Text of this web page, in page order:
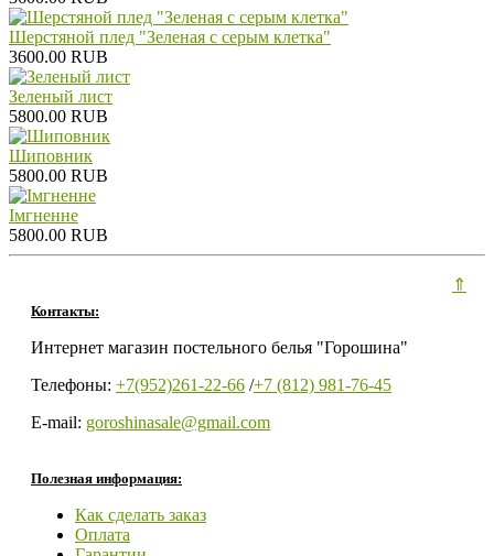
Шерстяной плед "Зеленая с серым клетка"
3600.00 RUB
Зеленый лист
5800.00 RUB
Шиповник
5800.00 RUB
Iмгненне
5800.00 RUB
Контакты:
Интернет магазин постельного белья "Горошина"
Телефоны: +7(952)261-22-66 /+7 (812) 981-76-45
E-mail: goroshinasale@gmail.com
Полезная информация:
Как сделать заказ
Оплата
⇑